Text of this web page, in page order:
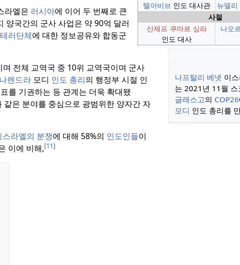
텔아비브 인도 대사관 뉴델리
사절
산제프 쿠마르 싱라
인도 대사
나오
나프탈리 베넷 이
는 2021년 11월 스
글래스고의 COP26
모디 인도 총리를
라엘은 러시아에 이어 두 번째로 큰
양국간의 군사 사업은 약90억 달러
테러단체에 대한 정보공유와 합동군
전체 교역국 중 10위 교역국이며 군사
나렌드라 모디 인도 총리의 행정부 시절 인
를 기권하는 등 관계는 더욱 확대됐
은 분야를 중심으로 광범위한 양자간 자
라엘의 분쟁에 대해 58%의 인도인들이
이에 비해,[11]